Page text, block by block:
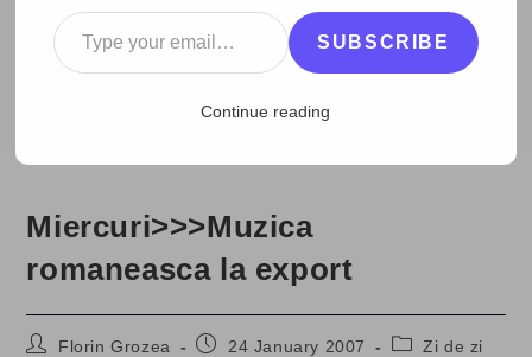
BLOG
2007 > January > 24 > Zi de zi > Miercuri>>>Muzica
Miercuri>>>Muzica
romaneasca la export
PostFlorin Grozea
Post24 January 2007
PostZi de zi
Type your email…
SUBSCRIBE
Continue reading